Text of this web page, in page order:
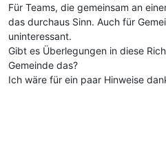
Für Teams, die gemeinsam an
das durchaus Sinn. Auch für
uninteressant.
Gibt es Überlegungen in diese
Gemeinde das?
Ich wäre für ein paar Hinweise